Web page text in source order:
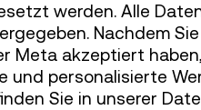
8
werden. Alle
Nachdem
Meta akzeptiert
und personalisierte
Sie in unserer